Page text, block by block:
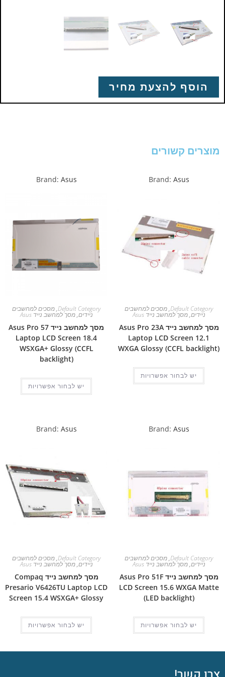
הוסף להצעת מחיר
מוצרים קשורים
Brand: Asus
Default Category
,מסכים למחשבים
ניידים,מסך למחשב נייד Asus
מסך למחשב נייד Asus Pro 23A
Laptop LCD Screen 12.1
WXGA Glossy (CCFL backlight)
יש לבחור אפשרויות
Brand: Asus
Default Category
,מסכים למחשבים
ניידים,מסך למחשב נייד Asus
מסך למחשב נייד Asus Pro 57
Laptop LCD Screen 18.4
WSXGA+ Glossy (CCFL
backlight)
יש לבחור אפשרויות
Brand: Asus
Default Category
,מסכים למחשבים
ניידים,מסך למחשב נייד Asus
מסך למחשב נייד Asus Pro 51F
LCD Screen 15.6 WXGA Matte
(LED backlight)
יש לבחור אפשרויות
Brand: Asus
Default Category
,מסכים למחשבים
ניידים,מסך למחשב נייד Asus
מסך למחשב נייד Compaq
Presario V6426TU Laptop LCD
Screen 15.4 WSXGA+ Glossy
יש לבחור אפשרויות